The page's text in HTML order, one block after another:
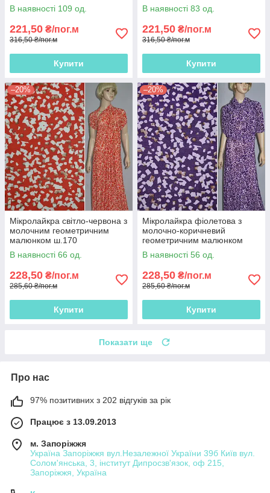
В наявності 109 од.
221,50 ₴/пог.м
316,50 ₴/пог.м
Купити
В наявності 83 од.
221,50 ₴/пог.м
316,50 ₴/пог.м
Купити
–20%
Мікролайкра світло-червона з
молочним геометричним
малюнком ш.170
В наявності 66 од.
228,50 ₴/пог.м
285,60 ₴/пог.м
Купити
–20%
Мікролайкра фіолетова з
молочно-коричневий
геометричним малюнком
ш.170
В наявності 56 од.
228,50 ₴/пог.м
285,60 ₴/пог.м
Купити
Показати ще
Про нас
97% позитивних з 202 відгуків за рік
Працює з 13.09.2013
м. Запоріжжя
Україна Запоріжжя вул.Незалежної України 39б Київ вул.
Солом'янська, 3, інститут Дипросзв'язок, оф 215,
Запоріжжя, Україна